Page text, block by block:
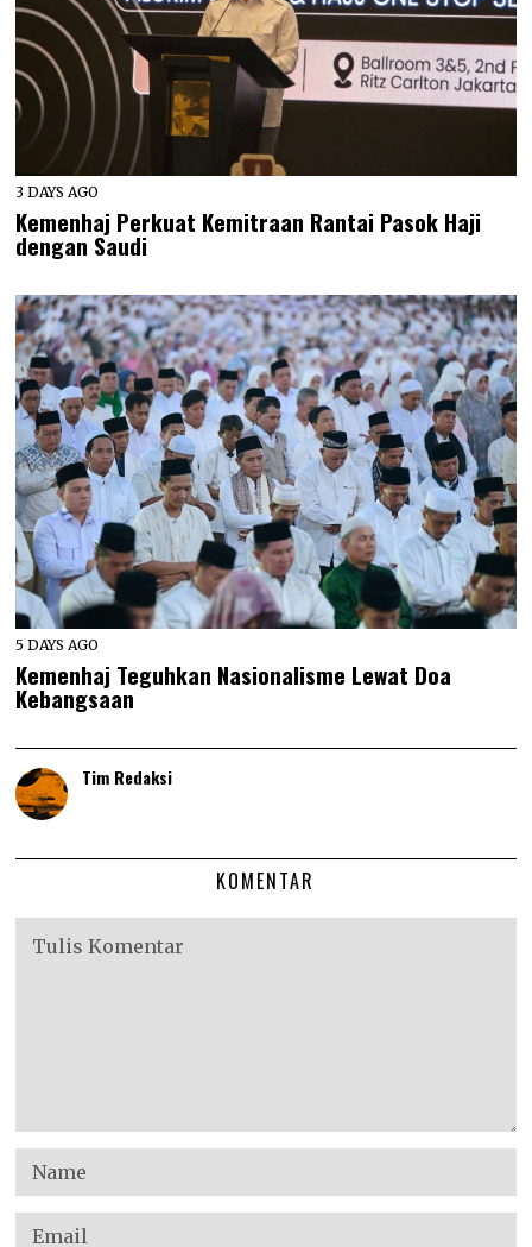
3 DAYS AGO
Kemenhaj Perkuat Kemitraan Rantai Pasok Haji
dengan Saudi
5 DAYS AGO
Kemenhaj Teguhkan Nasionalisme Lewat Doa
Kebangsaan
Tim Redaksi
KOMENTAR